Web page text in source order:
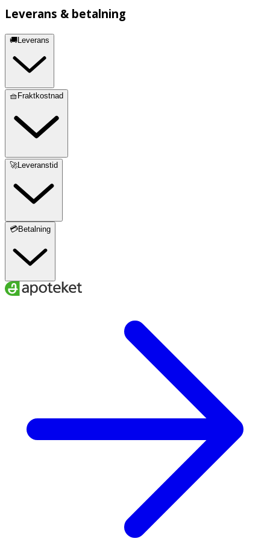
Leverans & betalning
🚚Leverans
🧺Fraktkostnad
🚀Leveranstid
💳Betalning